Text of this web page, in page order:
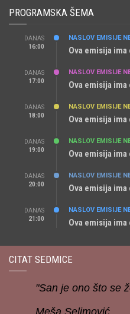
PROGRAMSKA ŠEMA
DANAS
16:00
NASLOV EMISIJE
Ova emisija ima
DANAS
17:00
NASLOV EMISIJE
Ova emisija ima
DANAS
18:00
NASLOV EMISIJE
Ova emisija ima
DANAS
19:00
NASLOV EMISIJE
Ova emisija ima
DANAS
20:00
NASLOV EMISIJE
Ova emisija ima
DANAS
21:00
NASLOV EMISIJE
Ova emisija ima
CITAT SEDMICE
"San je ono što se
Meša Selimović